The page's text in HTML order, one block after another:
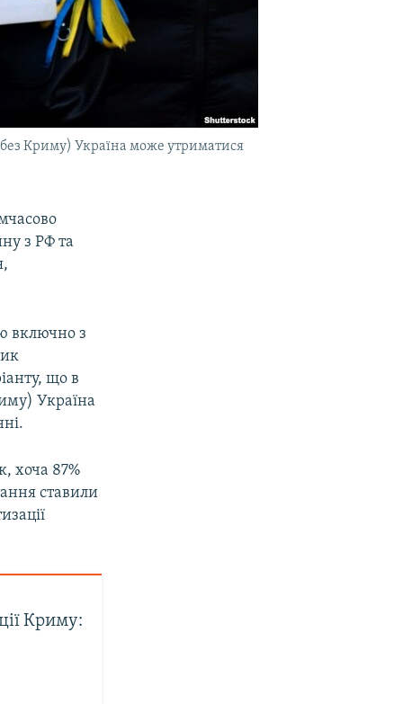
без Криму) Україна може утриматися
з РФ та
включно з
що в
Україна
хоча 87%
ставили
Криму: